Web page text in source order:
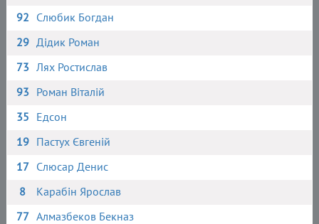
92 Слюбик Богдан
29 Дідик Роман
73 Лях Ростислав
93 Роман Віталій
35 Едсон
19 Пастух Євгеній
17 Слюсар Денис
8
Карабін Ярослав
77 Алмазбеков Бекназ